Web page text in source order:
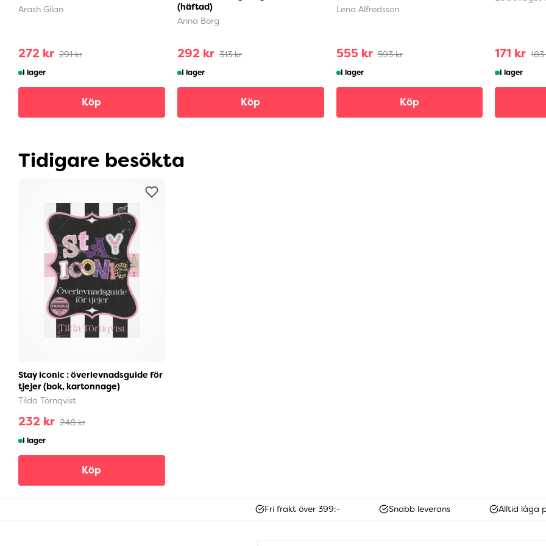
Arash Gilan
272 kr 291 kr
I lager
Köp
(häftad)
Anna Borg
292 kr 313 kr
I lager
Köp
Lena Alfredsson
555 kr 593 kr
I lager
Köp
171 kr
I lager
Tidigare besökta
Stay iconic : överlevnadsguide för
tjejer (bok, kartonnage)
Tilda Törnqvist
232 kr 248 kr
I lager
Köp
Fri frakt över 399:- Snabb leverans Alltid låga